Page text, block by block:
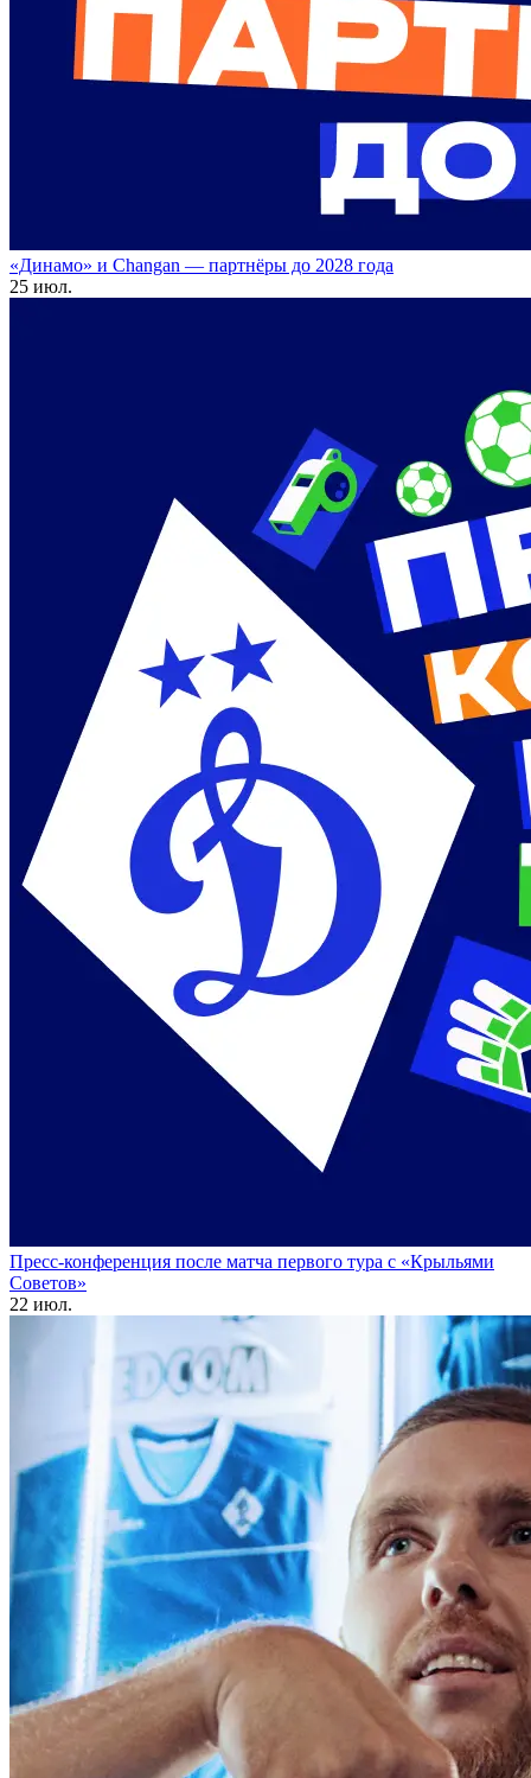
«Динамо» и Changan — партнёры до 2028 года
25 июл.
Пресс-конференция после матча первого тура с «Крыльями
Советов»
22 июл.